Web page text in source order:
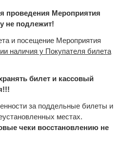
проведения Мероприятия
не подлежит!
и посещение Мероприятия
наличия у Покупателя билета
билет и кассовый
за поддельные билеты и
местах.
чеки восстановлению не